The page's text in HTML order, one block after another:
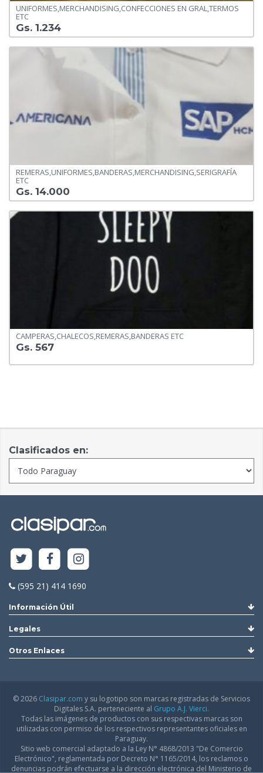
UNIFORMES,MERCHANDISING,CONFECCIONES EN GRAL,TERMOS
ETC
Gs. 1.234
REMERAS,UNIFORMES,BANDERAS,MERCHANDISING,SERIGRAFÍA
ETC
Gs. 14.000
CAMPERAS,CHALECOS,REMERAS,BANDERAS ETC
Gs. 567
Clasificados en:
(595 21) 414 1690
Información Útil
Legales
Otros Enlaces
© 2026 Clasipar.com y su logotipo son marcas registradas de Servicios
Digitales S.A. perteneciente al Grupo A.J. Vierci.
Todas las imágenes de productos con sus respectivas marcas son
utilizadas con permiso de los respectivos representantes oficiales en
Paraguay.
Sitio web comercial adaptado a la Ley N° 4868/2013 "De Comercio
Electrónico", reglamentada por Decreto N° 1165/2014, los reclamos o
denuncias podrán efectuarse a la dirección electrónica del Ministerio de